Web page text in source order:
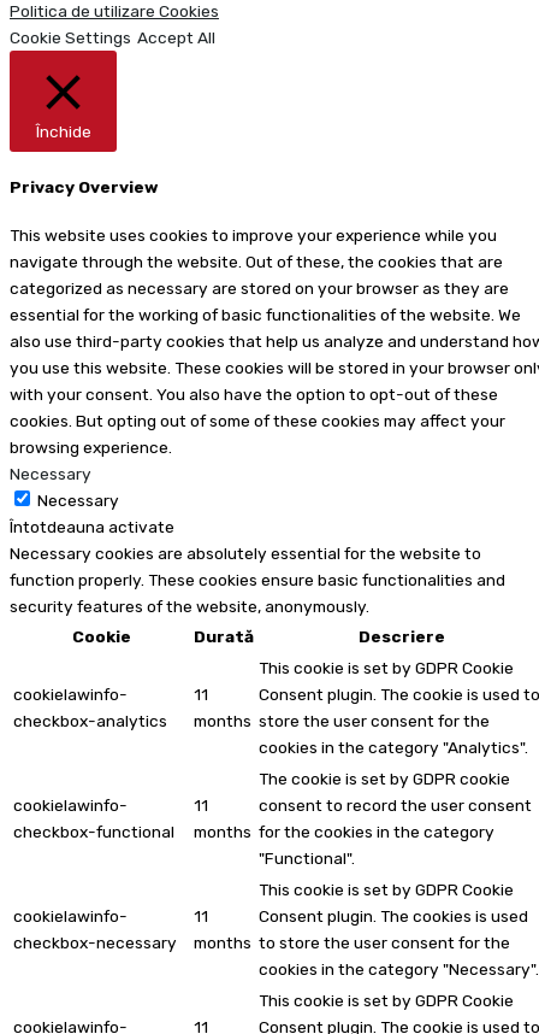
Politica de utilizare Cookies
Cookie Settings Accept All
Închide
Privacy Overview
This website uses cookies to improve your experience while you
navigate through the website. Out of these, the cookies that are
categorized as necessary are stored on your browser as they are
essential for the working of basic functionalities of the website. We
also use third-party cookies that help us analyze and understand
you use this website. These cookies will be stored in your browser
with your consent. You also have the option to opt-out of these
cookies. But opting out of some of these cookies may affect your
browsing experience.
Necessary
Necessary
Întotdeauna activate
Necessary cookies are absolutely essential for the website to
function properly. These cookies ensure basic functionalities and
security features of the website, anonymously.
Cookie
Durată Descriere
cookielawinfo-
checkbox-analytics
11
months
This cookie is set by GDPR Cookie
Consent plugin. The cookie is used to
store the user consent for the
cookies in the category "Analytics".
cookielawinfo-
checkbox-functional
11
months
The cookie is set by GDPR cookie
consent to record the user consent
for the cookies in the category
"Functional".
cookielawinfo-
checkbox-necessary
11
months
This cookie is set by GDPR Cookie
Consent plugin. The cookies is used
to store the user consent for the
cookies in the category "Necessary".
cookielawinfo-
11
This cookie is set by GDPR Cookie
Consent plugin. The cookie is used to